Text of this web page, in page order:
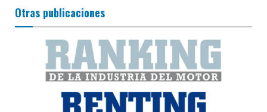
Otras publicaciones